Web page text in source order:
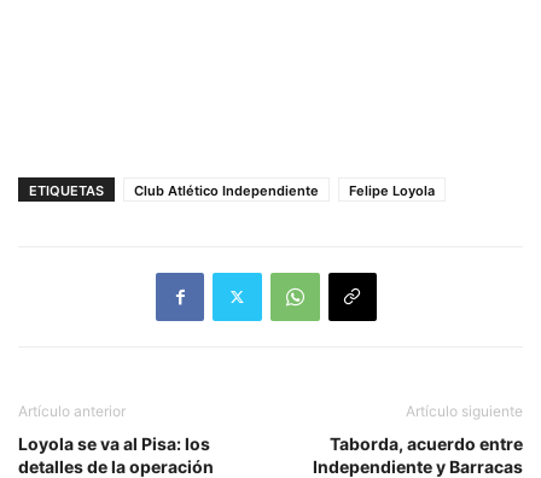
ETIQUETAS Club Atlético Independiente Felipe Loyola
Artículo anterior
Loyola se va al Pisa: los
detalles de la operación
Artículo siguiente
Taborda, acuerdo entre
Independiente y Barracas